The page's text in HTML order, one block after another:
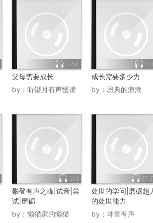
2291
父母需要成长
by： 听锴月有声慢读
成长需要多少力
by： 恩典的浪潮
214
攀登有声之峰|试音|尝
试|磨砺
by： 懒猫家的懒猫
处世的学问|磨砺超
的处世能力
by： 坤蕾有声